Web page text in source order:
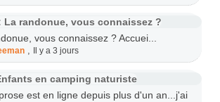
La randonue, vous connaissez ?
vous connaissez ? Accuei...
, Il y a 3 jours
en camping naturiste
est en ligne depuis plus d'un an...j'ai